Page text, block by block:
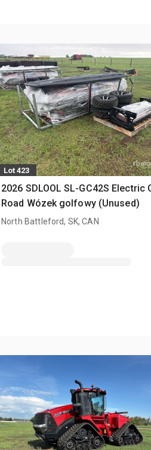
Lot 423
2026 SDLOOL SL-GC42S Electric
Road Wózek golfowy (Unused)
North Battleford, SK, CAN